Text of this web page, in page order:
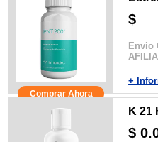
Comprar Ahora
$
Envio
+
K 21
$